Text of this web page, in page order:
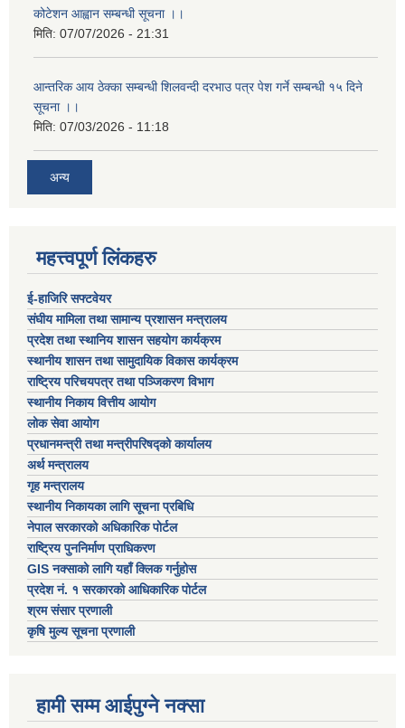
कोटेशन आह्वान सम्बन्धी सूचना ।।
मिति: 07/07/2026 - 21:31
आन्तरिक आय ठेक्का सम्बन्धी शिलवन्दी दरभाउ पत्र पेश गर्ने सम्बन्धी १५ दिने
सूचना ।।
मिति: 07/03/2026 - 11:18
अन्य
महत्त्वपूर्ण लिंकहरु
ई-हाजिरि सफ्टवेयर
संघीय मामिला तथा सामान्य प्रशासन मन्त्रालय
प्रदेश तथा स्थानिय शासन सहयोग कार्यक्रम
स्थानीय शासन तथा सामुदायिक विकास कार्यक्रम
राष्ट्रिय परिचयपत्र तथा पञ्जिकरण विभाग
स्थानीय निकाय वित्तीय आयोग
लोक सेवा आयोग
प्रधानमन्त्री तथा मन्त्रीपरिषद्को कार्यालय
अर्थ मन्त्रालय
गृह मन्त्रालय
स्थानीय निकायका लागि सूचना प्रबिधि
नेपाल सरकारको अधिकारिक पोर्टल
राष्ट्रिय पुननिर्माण प्राधिकरण
GIS नक्साको लागि यहाँ क्लिक गर्नुहोस
प्रदेश नं. १ सरकारको आधिकारिक पोर्टल
श्रम संसार प्रणाली
कृषि मुल्य सूचना प्रणाली
हामी सम्म आईपुग्ने नक्सा